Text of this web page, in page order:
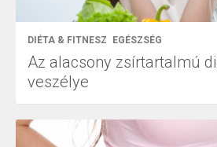
DIÉTA & FITNESZ EGÉSZSÉG
Az alacsony zsírtartalmú
veszélye